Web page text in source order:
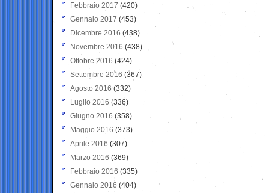
Febbraio 2017 (420)
Gennaio 2017 (453)
Dicembre 2016 (438)
Novembre 2016 (438)
Ottobre 2016 (424)
Settembre 2016 (367)
Agosto 2016 (332)
Luglio 2016 (336)
Giugno 2016 (358)
Maggio 2016 (373)
Aprile 2016 (307)
Marzo 2016 (369)
Febbraio 2016 (335)
Gennaio 2016 (404)